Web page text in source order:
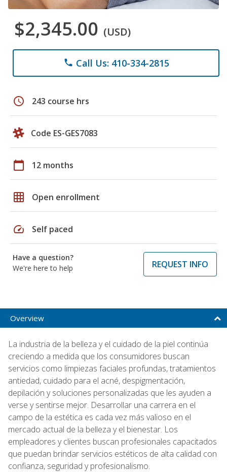
$2,345.00 (USD)
phone Call Us: 410-334-2815
schedule 243 course hrs
Code ES-GES7083
calendar_today 12 months
grid_on Open enrollment
speed Self paced
Have a question?
We're here to help
REQUEST INFO
Overview
La industria de la belleza y el cuidado de la piel continúa
creciendo a medida que los consumidores buscan
servicios como limpiezas faciales profundas, tratamientos
antiedad, cuidado para el acné, despigmentación,
depilación y soluciones personalizadas que les ayuden a
verse y sentirse mejor. Desarrollar una carrera en el
campo de la estética es cada vez más valioso en el
mercado actual de la belleza y el bienestar. Los
empleadores y clientes buscan profesionales capacitados
que puedan brindar servicios estéticos de alta calidad con
confianza, seguridad y profesionalismo.